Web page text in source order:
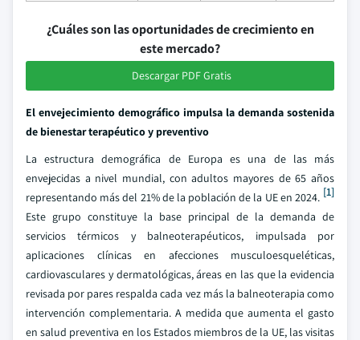
¿Cuáles son las oportunidades de crecimiento en
este mercado?
Descargar PDF Gratis
El envejecimiento demográfico impulsa la demanda sostenida
de bienestar terapéutico y preventivo
La estructura demográfica de Europa es una de las más
envejecidas a nivel mundial, con adultos mayores de 65 años
representando más del 21% de la población de la UE en 2024. [1]
Este grupo constituye la base principal de la demanda de
servicios térmicos y balneoterapéuticos, impulsada por
aplicaciones clínicas en afecciones musculoesqueléticas,
cardiovasculares y dermatológicas, áreas en las que la evidencia
revisada por pares respalda cada vez más la balneoterapia como
intervención complementaria. A medida que aumenta el gasto
en salud preventiva en los Estados miembros de la UE, las visitas